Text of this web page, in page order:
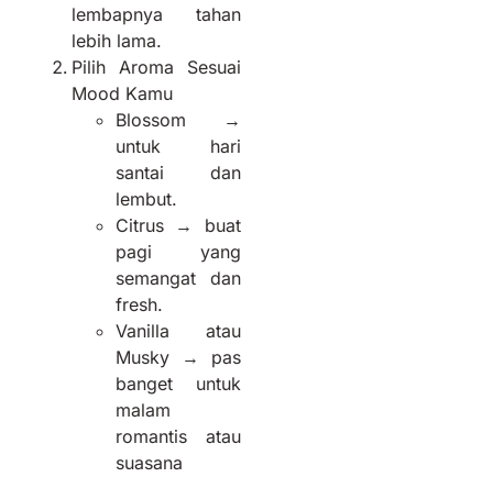
lembapnya tahan
lebih lama.
Pilih Aroma Sesuai
Mood Kamu
Blossom →
untuk hari
santai dan
lembut.
Citrus → buat
pagi yang
semangat dan
fresh.
Vanilla atau
Musky → pas
banget untuk
malam
romantis atau
suasana